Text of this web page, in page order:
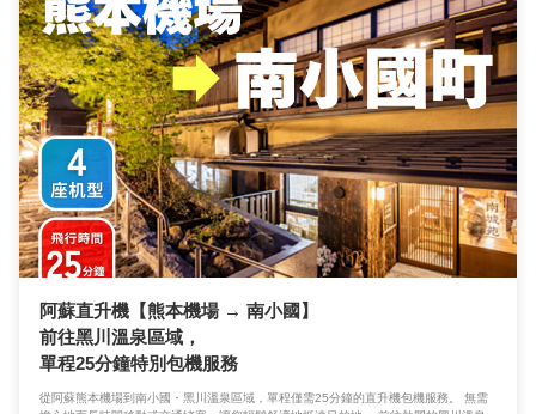
阿蘇直升機【熊本機場 → 南小國】
前往黑川溫泉區域，
單程25分鐘特別包機服務
從阿蘇熊本機場到南小國・黑川溫泉區域，單程僅需25分鐘的直升機包機服務。 無需